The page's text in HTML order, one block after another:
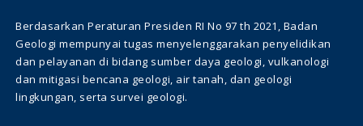
Berdasarkan Peraturan Presiden RI No 97 th 2021, Badan
Geologi mempunyai tugas menyelenggarakan penyelidikan
dan pelayanan di bidang sumber daya geologi, vulkanologi
dan mitigasi bencana geologi, air tanah, dan geologi
lingkungan, serta survei geologi.